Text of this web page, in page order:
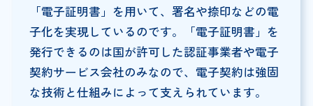
「電子証明書」を用いて、署名や捺印などの電
子化を実現しているのです。「電子証明書」を
発行できるのは国が許可した認証事業者や電子
契約サービス会社のみなので、電子契約は強固
な技術と仕組みによって支えられています。